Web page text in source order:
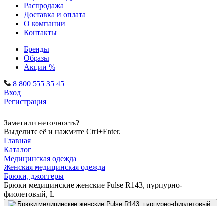
Распродажа
Доставка и оплата
О компании
Контакты
Бренды
Образы
Акции %
8 800 555 35 45
Вход
Регистрация
Заметили неточность?
Выделите её и нажмите Ctrl+Enter.
Главная
Каталог
Медицинская одежда
Женская медицинская одежда
Брюки, джоггеры
Брюки медицинские женские Pulse R143, пурпурно-
фиолетовый, L